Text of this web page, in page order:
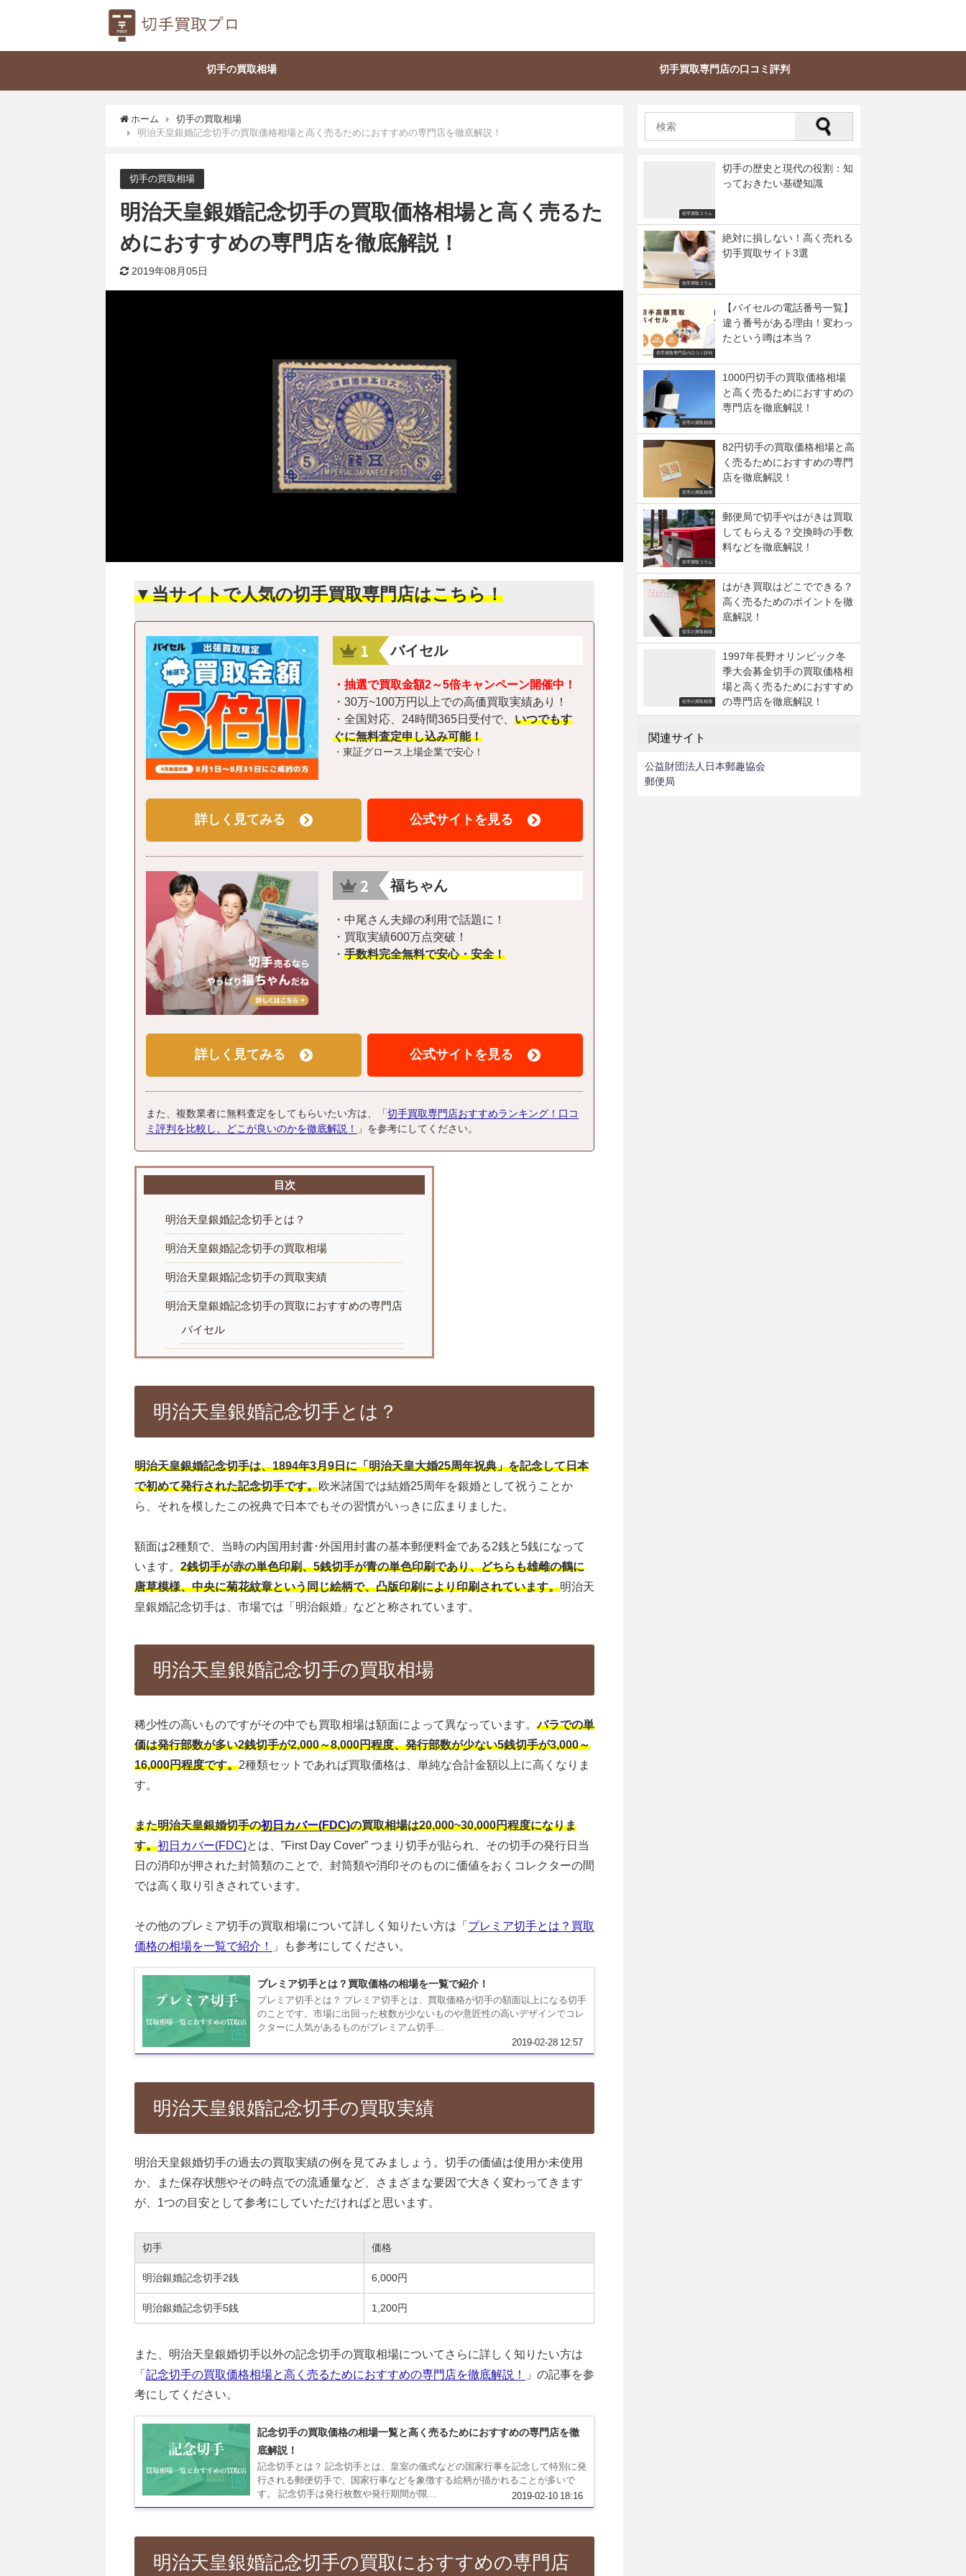
切手の買取相場 切手買取専門店の口コミ評判
ホーム
切手の買取相場
明治天皇銀婚記念切手の買取価格相場と高く売るためにおすすめの専門店を徹底解説！
切手の買取相場
明治天皇銀婚記念切手の買取価格相場と高く売るた
めにおすすめの専門店を徹底解説！
2019年08月05日
▼当サイトで人気の切手買取専門店はこちら！
バイセル
・抽選で買取金額2～5倍キャンペーン開催中！
・30万~100万円以上での高価買取実績あり！
・全国対応、24時間365日受付で、 いつでもす
ぐに無料査定申し込み可能！
・東証グロース上場企業で安心！
詳しく見てみる 公式サイトを見る
福ちゃん
・中尾さん夫婦の利用で話題に！
・買取実績600万点突破！
・ 手数料完全無料で安心・安全！
詳しく見てみる 公式サイトを見る
また、複数業者に無料査定をしてもらいたい方は、「切手買取専門店おすすめランキング！口コ
ミ評判を比較し、どこが良いのかを徹底解説！
」を参考にしてください。
目次
明治天皇銀婚記念切手とは？
明治天皇銀婚記念切手の買取相場
明治天皇銀婚記念切手の買取実績
明治天皇銀婚記念切手の買取におすすめの専門店
バイセル
明治天皇銀婚記念切手とは？
明治天皇銀婚記念切手は、1894年3月9日に「明治天皇大婚25周年祝典」を記念して日本
で初めて発行された記念切手です。欧米諸国では結婚25周年を銀婚として祝うことか
ら、それを模したこの祝典で日本でもその習慣がいっきに広まりました。
額面は2種類で、当時の内国用封書･外国用封書の基本郵便料金である2銭と5銭になって
います。 2銭切手が赤の単色印刷、5銭切手が青の単色印刷であり、どちらも雄雌の鶴に
唐草模様、中央に菊花紋章という同じ絵柄で、凸版印刷により印刷されています。明治天
皇銀婚記念切手は、市場では「明治銀婚」などと称されています。
明治天皇銀婚記念切手の買取相場
稀少性の高いものですがその中でも買取相場は額面によって異なっています。 バラでの単
価は発行部数が多い2銭切手が2,000～8,000円程度、発行部数が少ない5銭切手が3,000～
16,000円程度です。2種類セットであれば買取価格は、単純な合計金額以上に高くなりま
す。
また明治天皇銀婚切手の初日カバー(FDC)の買取相場は20,000~30,000円程度になりま
す。初日カバー(FDC)とは、”First Day Cover” つまり切手が貼られ、その切手の発行日当
日の消印が押された封筒類のことで、封筒類や消印そのものに価値をおくコレクターの間
では高く取り引きされています。
その他のプレミア切手の買取相場について詳しく知りたい方は「 プレミア切手とは？買取
価格の相場を一覧で紹介！
」も参考にしてください。
プレミア切手とは？買取価格の相場を一覧で紹介！
2019-02-28 12:57
プレミア切手とは？ プレミア切手とは、買取価格が切手の額面以上になる切手
のことです。市場に出回った枚数が少ないものや意匠性の高いデザインでコレ
クターに人気があるものがプレミアム切手...
明治天皇銀婚記念切手の買取実績
明治天皇銀婚切手の過去の買取実績の例を見てみましょう。切手の価値は使用か未使用
か、また保存状態やその時点での流通量など、さまざまな要因で大きく変わってきます
が、1つの目安として参考にしていただければと思います。
切手 価格
明治銀婚記念切手2銭 6,000円
明治銀婚記念切手5銭 1,200円
また、明治天皇銀婚切手以外の記念切手の買取相場についてさらに詳しく知りたい方は
「 記念切手の買取価格相場と高く売るためにおすすめの専門店を徹底解説！
」の記事を参
考にしてください。
記念切手の買取価格の相場一覧と高く売るためにおすすめの専門店を徹
底解説！
2019-02-10 18:16
記念切手とは？ 記念切手とは、皇室の儀式などの国家行事を記念して特別に発
行される郵便切手で、国家行事などを象徴する絵柄が描かれることが多いで
す。 記念切手は発行枚数や発行期間が限...
明治天皇銀婚記念切手の買取におすすめの専門店
切手買取コラム
切手の歴史と現代の役割：知
っておきたい基礎知識
切手買取コラム
絶対に損しない！高く売れる
切手買取サイト3選
切手買取専門店の口コミ評判
【バイセルの電話番号一覧】
違う番号がある理由！変わっ
たという噂は本当？
切手の買取相場
1000円切手の買取価格相場
と高く売るためにおすすめの
専門店を徹底解説！
切手の買取相場
82円切手の買取価格相場と高
く売るためにおすすめの専門
店を徹底解説！
切手買取コラム
郵便局で切手やはがきは買取
してもらえる？交換時の手数
料などを徹底解説！
切手の買取相場
はがき買取はどこでできる？
高く売るためのポイントを徹
底解説！
切手の買取相場
1997年長野オリンピック冬
季大会募金切手の買取価格相
場と高く売るためにおすすめ
の専門店を徹底解説！
関連サイト
公益財団法人日本郵趣協会
郵便局